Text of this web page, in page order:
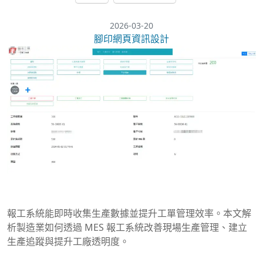
2026-03-20
腳印網頁資訊設計
報工系統能即時收集生產數據並提升工單管理效率。本文解
析製造業如何透過 MES 報工系統改善現場生產管理、建立
生產追蹤與提升工廠透明度。